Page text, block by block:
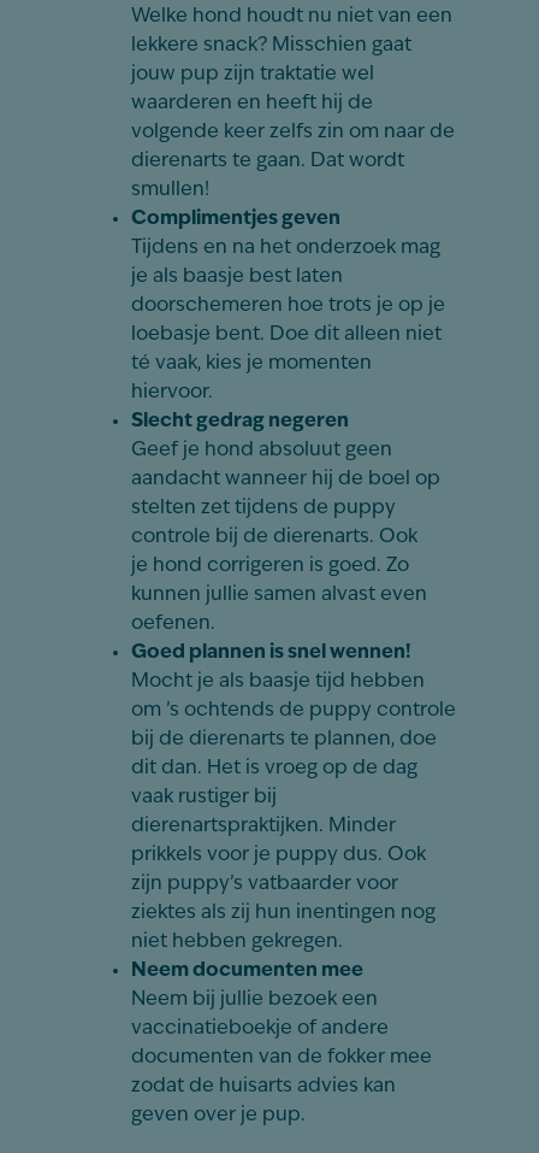
Welke hond houdt nu niet van een
lekkere snack? Misschien gaat
jouw pup zijn traktatie wel
waarderen en heeft hij de
volgende keer zelfs zin om naar de
dierenarts te gaan. Dat wordt
smullen!
Complimentjes geven
Tijdens en na het onderzoek mag
je als baasje best laten
doorschemeren hoe trots je op je
loebasje bent. Doe dit alleen niet
té vaak, kies je momenten
hiervoor.
Slecht gedrag negeren
Geef je hond absoluut geen
aandacht wanneer hij de boel op
stelten zet tijdens de puppy
controle bij de dierenarts. Ook
je hond corrigeren is goed. Zo
kunnen jullie samen alvast even
oefenen.
Goed plannen is snel wennen!
Mocht je als baasje tijd hebben
om ’s ochtends de puppy controle
bij de dierenarts te plannen, doe
dit dan. Het is vroeg op de dag
vaak rustiger bij
dierenartspraktijken. Minder
prikkels voor je puppy dus. Ook
zijn puppy’s vatbaarder voor
ziektes als zij hun inentingen nog
niet hebben gekregen.
Neem documenten mee
Neem bij jullie bezoek een
vaccinatieboekje of andere
documenten van de fokker mee
zodat de huisarts advies kan
geven over je pup.